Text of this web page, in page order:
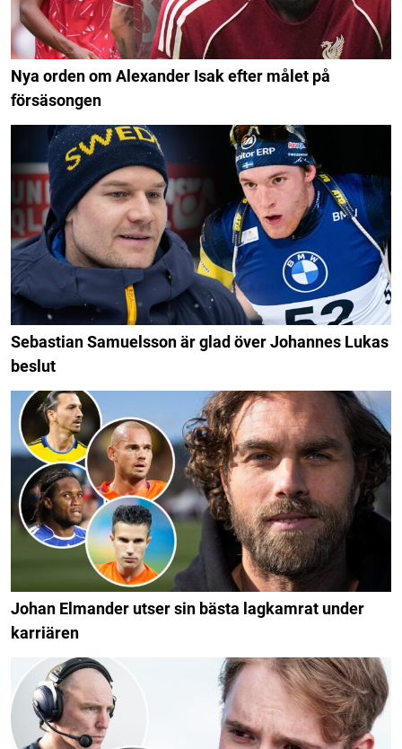
Nya orden om Alexander Isak efter målet på
försäsongen
Sebastian Samuelsson är glad över Johannes Lukas
beslut
Johan Elmander utser sin bästa lagkamrat under
karriären